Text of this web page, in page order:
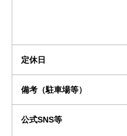
定休日
備考（駐車場等）
公式SNS等